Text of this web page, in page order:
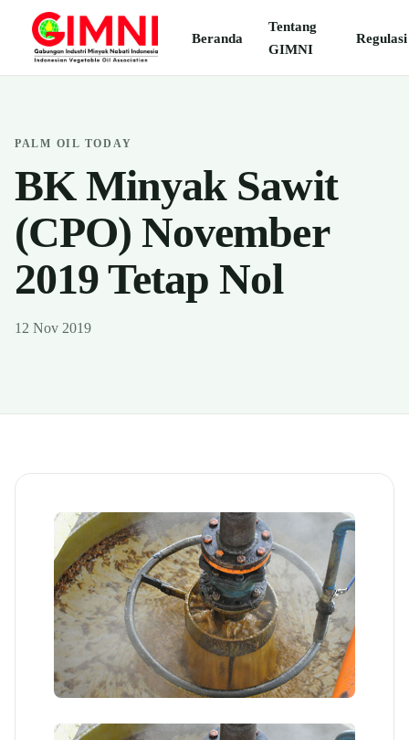
Beranda
Tentang
GIMNI
Regulasi
PALM OIL TODAY
BK Minyak Sawit
(CPO) November
2019 Tetap Nol
12 Nov 2019